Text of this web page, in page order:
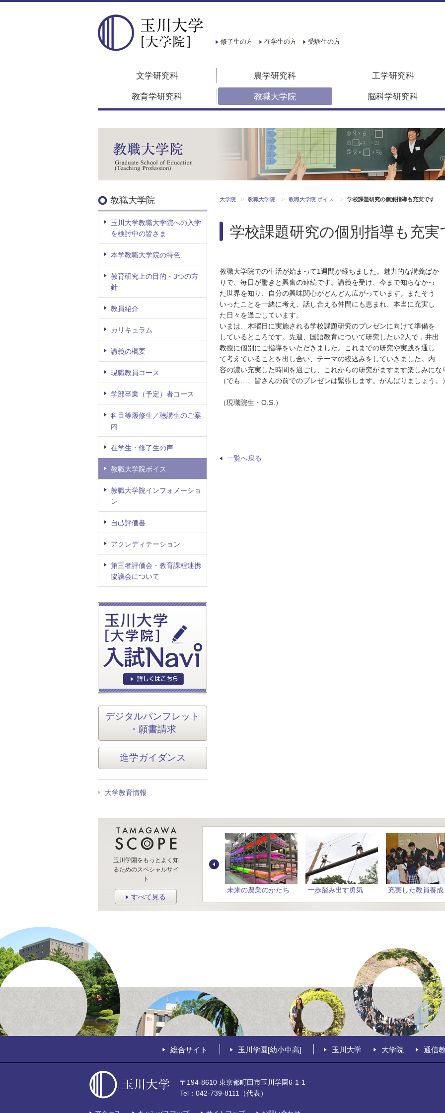
修了生の方 在学生の方 受験生の方
文学研究科 農学研究科 工学研究科
教育学研究科 教職大学院 脳科学研究科
大学院 > 教職大学院 > 教職大学院 ボイス > 学校課題研究の個別指導も充実です
学校課題研究の個別指導も充実
教職大学院での生活が始まって1週間が経ちました。魅力的な講義ばか
りで、毎日が驚きと興奮の連続です。講義を受け、今まで知らなかっ
た世界を知り、自分の興味関心がどんどん広がっています。またそう
いったことを一緒に考え、話し合える仲間にも恵まれ、本当に充実し
た日々を過ごしています。
いまは、木曜日に実施される学校課題研究のプレゼンに向けて準備を
しているところです。先週、国語教育について研究したい2人で，井出
教授に個別にご指導をいただきました。これまでの研究や実践を通し
て考えていることを出し合い、テーマの絞込みをしていきました。内
容の濃い充実した時間を過ごし、これからの研究がますます楽しみにな
（でも…、皆さんの前でのプレゼンは緊張します。がんばりましょう。）
（現職院生・O.S.）
一覧へ戻る
教職大学院
玉川大学教職大学院への入学
を検討中の皆さま
本学教職大学院の特色
教育研究上の目的・3つの方
針
教員紹介
カリキュラム
講義の概要
現職教員コース
学部卒業（予定）者コース
科目等履修生／聴講生のご案
内
在学生・修了生の声
教職大学院ボイス
教職大学院インフォメーショ
ン
自己評価書
アクレディテーション
第三者評価会・教育課程連携
協議会について
デジタルパンフレット
・願書請求
進学ガイダンス
大学教育情報
玉川学園をもっとよく知
るためのスペシャルサイ
ト
すべて見る
未来の農業のかたち 一歩踏み出す勇気 充実した教員養成
総合サイト 玉川学園[幼小中高] 玉川大学 大学院 通信
〒194-8610 東京都町田市玉川学園6-1-1
Tel：042-739-8111（代表）